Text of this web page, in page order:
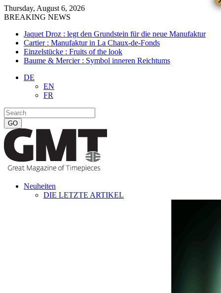
Thursday, August 6, 2026
BREAKING NEWS
Jaquet Droz : legt den Grundstein für die neue Manufaktur
Cartier : Manufaktur in La Chaux-de-Fonds
Einzelstücke : Fruits of the look
Baume & Mercier : Symbol inneren Reichtums
DE
EN
FR
Neuheiten
DIE LETZTE ARTIKEL